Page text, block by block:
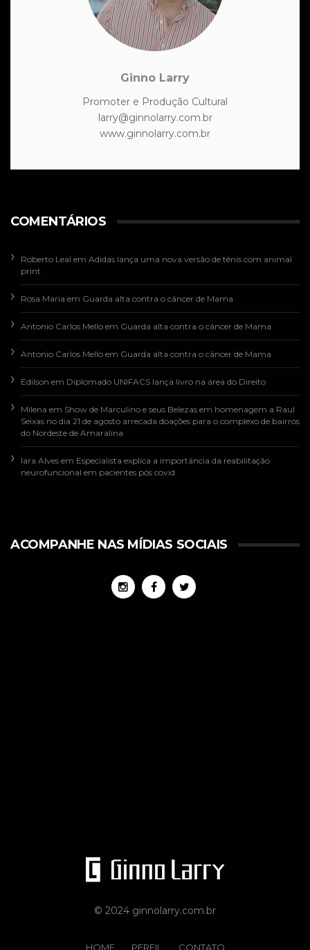
Ginno Larry
Promoter e Produção Cultural
larry@ginnolarry.com.br
www.ginnolarry.com.br
COMENTÁRIOS
Roberto Leal em Adidas lança uma nova versão de tênis com animal
print
Rosa Maria em Guarda alta contra o câncer de Mama
Antonio Carlos Mello em Guarda alta contra o câncer de Mama
Antonio Carlos Mello em Guarda alta contra o câncer de Mama
Edilson em Diplomado UNIFACS lança livro na área do Direito
Milena em Show de Marculino e seus Belezas em homenagem a Raul
Seixas no dia 21 de agosto arrecada doações para o complexo de bairros
do Nordeste de Amaralina
Iara Alves em Especialista explica a importância da reabilitação
neurofuncional em pacientes pós covid
ACOMPANHE NAS MÍDIAS SOCIAIS
© 2024 ginnolarry.com.br
HOME PERFIL CONTATO